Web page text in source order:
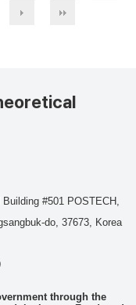
#501 POSTECH,
do, 37673, Korea
through the